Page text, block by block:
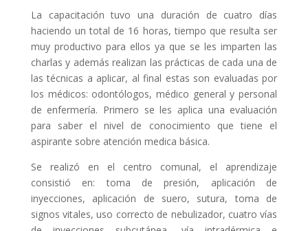
La capacitación tuvo una duración de cuatro días
haciendo un total de 16 horas, tiempo que resulta ser
muy productivo para ellos ya que se les imparten las
charlas y además realizan las prácticas de cada una de
las técnicas a aplicar, al final estas son evaluadas por
los médicos: odontólogos, médico general y personal
de enfermería. Primero se les aplica una evaluación
para saber el nivel de conocimiento que tiene el
aspirante sobre atención medica básica.
Se realizó en el centro comunal, el aprendizaje
consistió en: toma de presión, aplicación de
inyecciones, aplicación de suero, sutura, toma de
signos vitales, uso correcto de nebulizador, cuatro vías